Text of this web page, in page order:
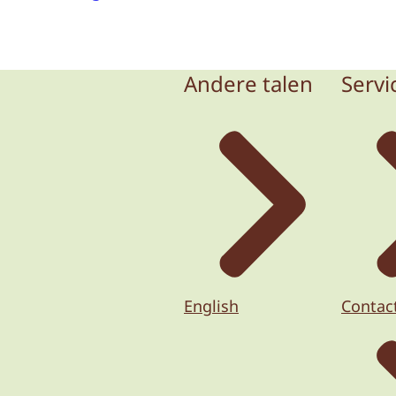
Andere talen
English